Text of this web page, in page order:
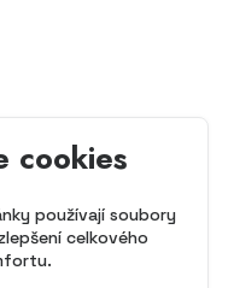
cookies
používají soubory
celkového